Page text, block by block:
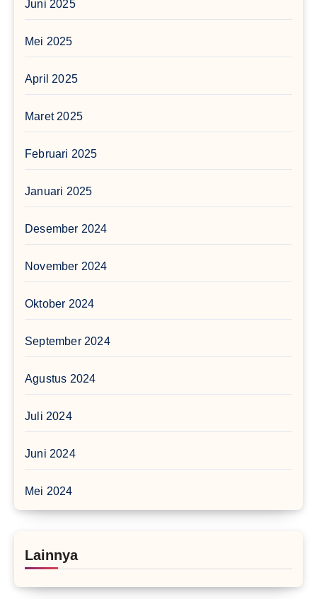
Juni 2025
Mei 2025
April 2025
Maret 2025
Februari 2025
Januari 2025
Desember 2024
November 2024
Oktober 2024
September 2024
Agustus 2024
Juli 2024
Juni 2024
Mei 2024
Lainnya